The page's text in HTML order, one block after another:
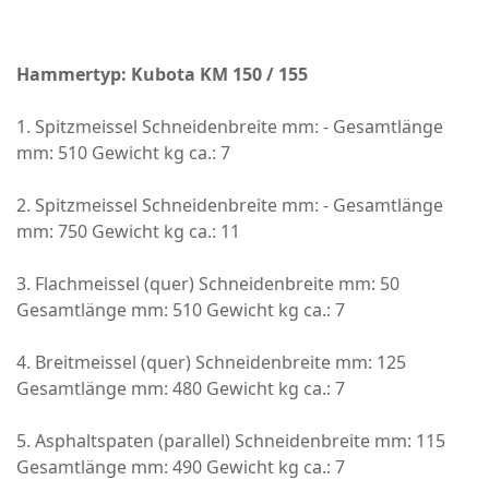
Hammertyp: Kubota KM 150 / 155
1. Spitzmeissel Schneidenbreite mm: - Gesamtlänge
mm: 510 Gewicht kg ca.: 7
2. Spitzmeissel Schneidenbreite mm: - Gesamtlänge
mm: 750 Gewicht kg ca.: 11
3. Flachmeissel (quer) Schneidenbreite mm: 50
Gesamtlänge mm: 510 Gewicht kg ca.: 7
4. Breitmeissel (quer) Schneidenbreite mm: 125
Gesamtlänge mm: 480 Gewicht kg ca.: 7
5. Asphaltspaten (parallel) Schneidenbreite mm: 115
Gesamtlänge mm: 490 Gewicht kg ca.: 7